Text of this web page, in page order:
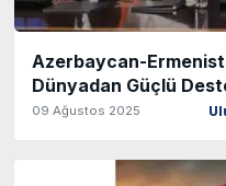
Azerbaycan-
Dünyadan Güçlü
09 Ağustos 2025